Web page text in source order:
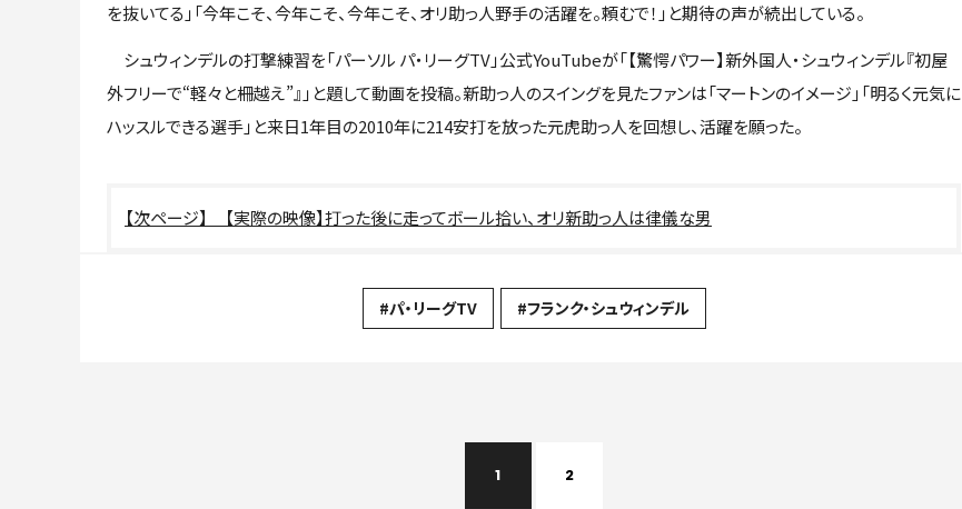
を抜いてる」「今年こそ、今年こそ、今年こそ、オリ助っ人野手の活躍を。頼むで！」と期待の声が続出している。
シュウィンデルの打撃練習を「パーソル パ・リーグTV」公式YouTubeが「【驚愕パワー】新外国人・シュウィンデル『初屋
外フリーで“軽々と柵越え”』」と題して動画を投稿。新助っ人のスイングを見たファンは「マートンのイメージ」「明るく元気に
ハッスルできる選手」と来日1年目の2010年に214安打を放った元虎助っ人を回想し、活躍を願った。
【実際の映像】打った後に走ってボール拾い、オリ新助っ人は律儀な男
#パ・リーグTV #フランク・シュウィンデル
1 2